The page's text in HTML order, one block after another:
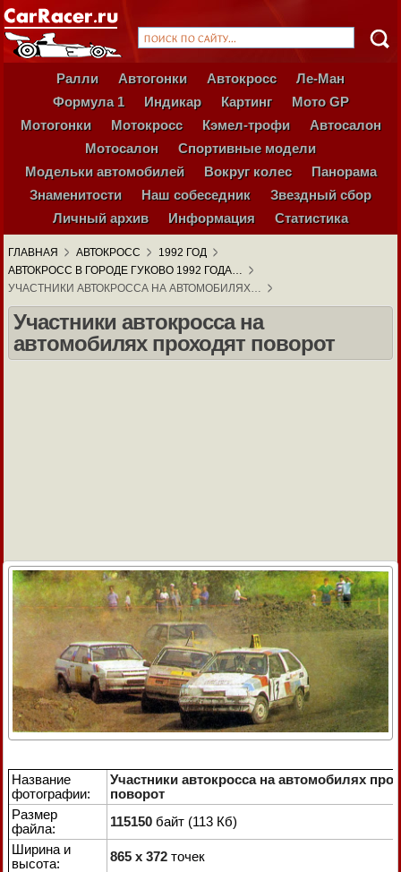
Ралли Автогонки Автокросс
Ле-Ман
Формула 1
Индикар Картинг
Мото GP
Мотогонки
Мотокросс Кэмел-трофи
Автосалон
Мотосалон
Спортивные модели
Модельки автомобилей
Вокруг колес
Панорама
Знаменитости
Наш собеседник
Звездный сбор
Личный архив
Информация Статистика
ГЛАВНАЯ АВТОКРОСС
1992 ГОД
АВТОКРОСС В ГОРОДЕ ГУКОВО 1992 ГОДА…
УЧАСТНИКИ АВТОКРОССА НА АВТОМОБИЛЯХ…
Участники автокросса на
автомобилях проходят поворот
Название
фотографии:
Участники автокросса на автомобилях
поворот
Размер
файла:
115150 байт (113 Кб)
Ширина и
высота:
865 x 372 точек